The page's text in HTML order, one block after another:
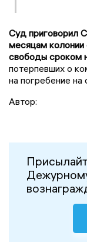
Суд приговорил
месяцам колонии
свободы сроком
потерпевших о
на погребение
Автор: